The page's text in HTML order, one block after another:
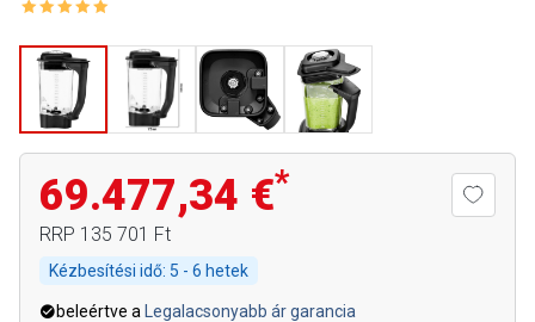
69.477,34 €*
RRP 135 701 Ft
Kézbesítési idő: 5 - 6 hetek
beleértve a
Legalacsonyabb ár garancia